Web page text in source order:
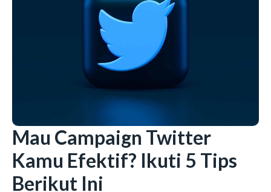
Mau Campaign Twitter
Kamu Efektif? Ikuti 5 Tips
Berikut Ini